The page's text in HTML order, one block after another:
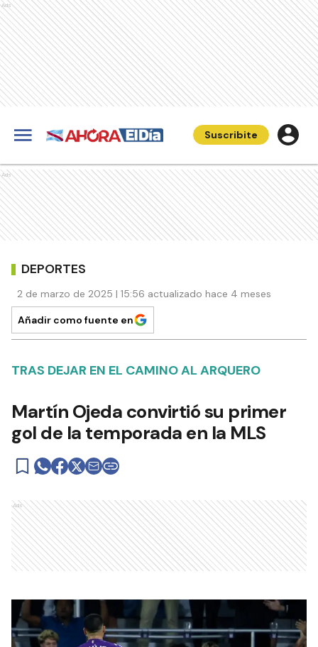
Ads
Suscribite
Ads
DEPORTES
2 de marzo de 2025 | 15:56 actualizado hace 4 meses
Añadir como fuente en
TRAS DEJAR EN EL CAMINO AL ARQUERO
Martín Ojeda convirtió su primer
gol de la temporada en la MLS
Ads